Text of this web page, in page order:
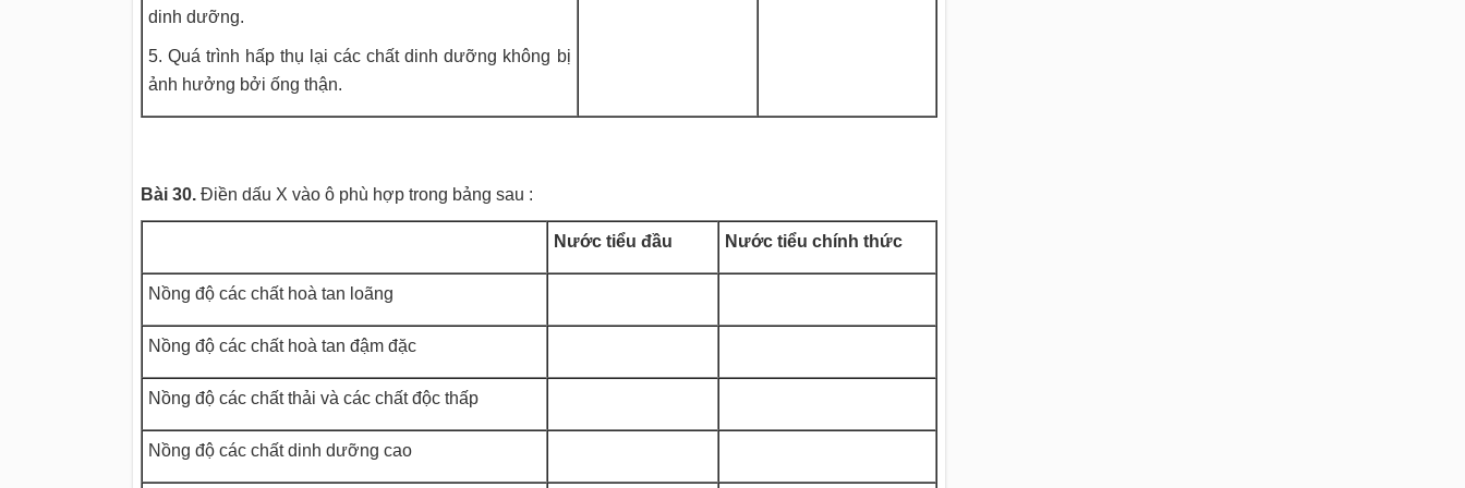
dinh dưỡng.
5. Quá trình hấp thụ lại các chất dinh dưỡng không bị
ảnh hưởng bởi ống thận.
Bài 30.Điền dấu X vào ô phù hợp trong bảng sau :
Nước tiểu đầu Nước tiểu chính thức
Nồng độ các chất hoà tan loãng
Nồng độ các chất hoà tan đậm đặc
Nồng độ các chất thải và các chất độc thấp
Nồng độ các chất dinh dưỡng cao